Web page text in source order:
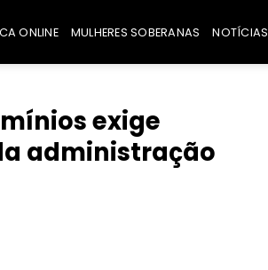
ONLINE MULHERES SOBERANAS NOTÍCIAS
exige
administração